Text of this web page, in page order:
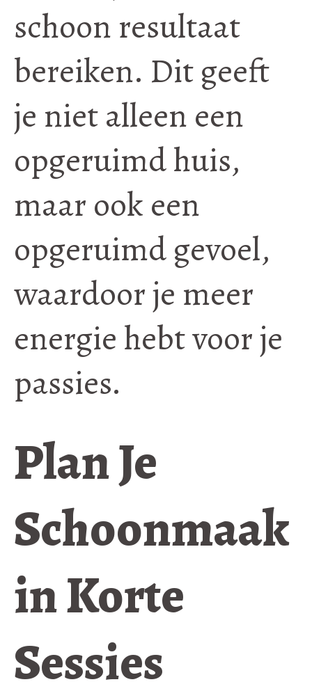
schoon resultaat
bereiken. Dit geeft
je niet alleen een
opgeruimd huis,
maar ook een
opgeruimd gevoel,
waardoor je meer
energie hebt voor je
passies.
Plan Je
Schoonmaak
in Korte
Sessies